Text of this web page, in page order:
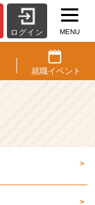
ログイン MENU
就職イベント
>
>